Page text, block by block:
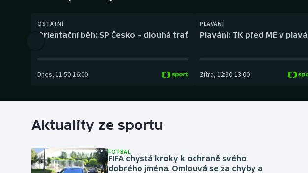
Futsal
Gymnastika
Parasport
OSTATNÍ
Orientační běh: SP Česko – dlouhá trať
Dnes, 11:50-16:00
PLAVÁNÍ
Plavání: TK před ME v
Zítra, 12:30-13:00
Aktuality ze sportu
FOTBAL
FIFA chystá kroky k ochraně svého
dobrého jména. Omlouvá se za chyby a